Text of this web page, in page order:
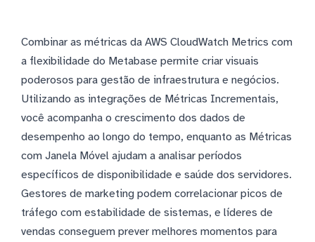
Combinar as métricas da AWS CloudWatch Metrics com
a flexibilidade do Metabase permite criar visuais
poderosos para gestão de infraestrutura e negócios.
Utilizando as integrações de Métricas Incrementais,
você acompanha o crescimento dos dados de
desempenho ao longo do tempo, enquanto as Métricas
com Janela Móvel ajudam a analisar períodos
específicos de disponibilidade e saúde dos servidores.
Gestores de marketing podem correlacionar picos de
tráfego com estabilidade de sistemas, e líderes de
vendas conseguem prever melhores momentos para